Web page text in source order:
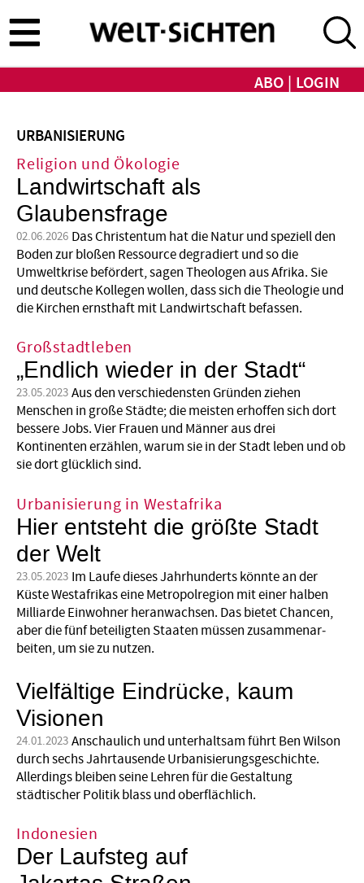
zum
Inhalt
ABO LOGIN
URBANISIERUNG
Religion und Ökologie
Landwirtschaft als
Glaubensfrage
02.06.2026 Das Christentum hat die Natur und speziell den
Boden zur bloßen Ressource degradiert und so die
Umweltkrise befördert, sagen Theologen aus Afrika. Sie
und deutsche Kollegen wollen, dass sich die Theologie und
die Kirchen ernsthaft mit Landwirtschaft befassen.
Großstadtleben
„Endlich wieder in der Stadt“
23.05.2023 Aus den verschiedensten Gründen ziehen
Menschen in große Städte; die meisten erhoffen sich dort
bessere Jobs. Vier Frauen und Männer aus drei
Kontinenten erzählen, warum sie in der Stadt leben und ob
sie dort glücklich sind.
Urbanisierung in Westafrika
Hier entsteht die größte Stadt
der Welt
23.05.2023 Im Laufe dieses Jahrhunderts könnte an der
Küste Westafrikas eine Metropolregion mit einer halben
Milliarde Einwohner heran­wachsen. Das bietet Chancen,
aber die fünf beteiligten Staaten müssen zusammenar­
beiten, um sie zu nutzen.
Vielfältige Eindrücke, kaum
Visionen
24.01.2023 Anschaulich und unterhaltsam führt Ben Wilson
durch sechs Jahrtausende Urbanisierungsgeschichte.
Allerdings bleiben seine Lehren für die Gestaltung
städtischer Politik blass und oberflächlich.
Indonesien
Der Laufsteg auf